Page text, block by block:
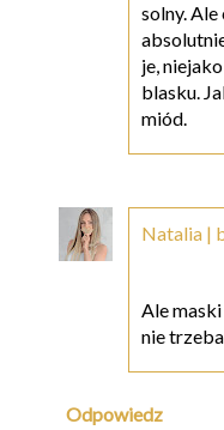
solny. Ale
je,
blasku.
miód.
Natalia |
Ale
nie
Odpowiedz